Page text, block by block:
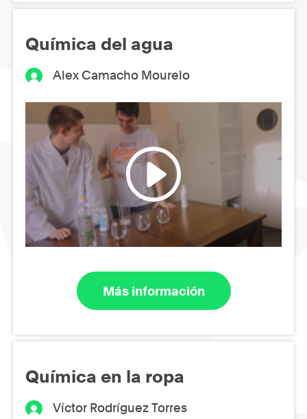
Química del agua
Alex Camacho Mourelo
Más información
Química en la ropa
Víctor Rodríguez Torres